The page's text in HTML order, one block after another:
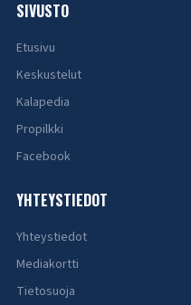
SIVUSTO
Etusivu
Keskustelut
Kalapedia
Propilkki
Facebook
YHTEYSTIEDOT
Yhteystiedot
Mediakortti
Tietosuoja